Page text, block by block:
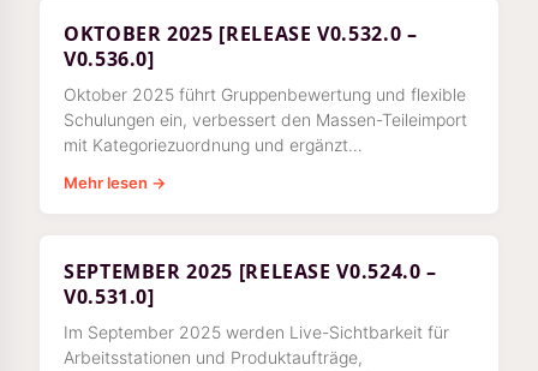
OKTOBER 2025 [RELEASE V0.532.0 –
V0.536.0]
Oktober 2025 führt Gruppenbewertung und flexible
Schulungen ein, verbessert den Massen-Teileimport
mit Kategoriezuordnung und ergänzt
Mindestabdeckungsziele in der Skill Matrix.
Mehr lesen →
SEPTEMBER 2025 [RELEASE V0.524.0 –
V0.531.0]
Im September 2025 werden Live-Sichtbarkeit für
Arbeitsstationen und Produktaufträge,